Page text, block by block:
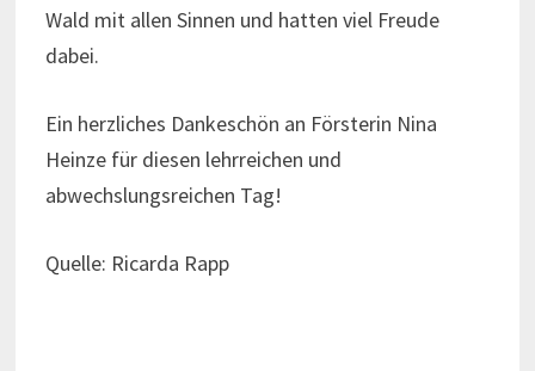
Wald mit allen Sinnen und hatten viel Freude
dabei.
Ein herzliches Dankeschön an Försterin Nina
Heinze für diesen lehrreichen und
abwechslungsreichen Tag!
Quelle: Ricarda Rapp